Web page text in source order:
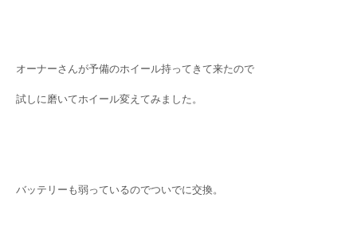
オーナーさんが予備のホイール持ってきて来たので
試しに磨いてホイール変えてみました。
バッテリーも弱っているのでついでに交換。